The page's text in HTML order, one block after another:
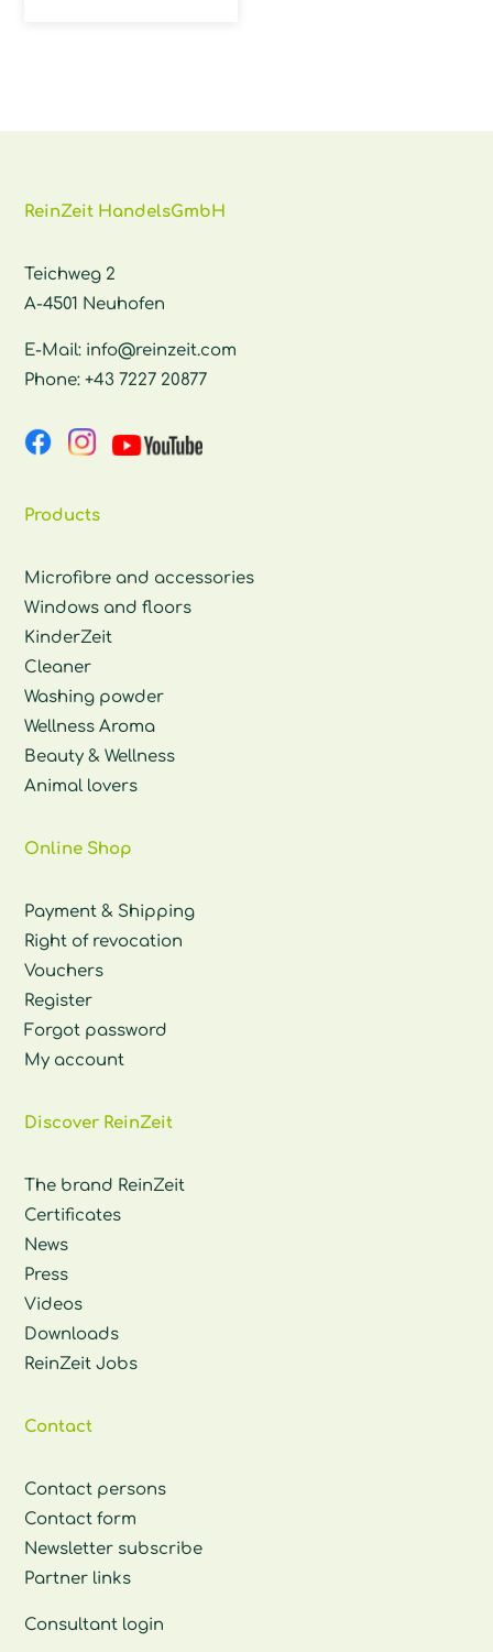
ReinZeit HandelsGmbH
Teichweg 2
A-4501 Neuhofen
E-Mail: info@reinzeit.com
Phone:+43 7227 20877
Products
Microfibre and accessories
Windows and floors
KinderZeit
Cleaner
Washing powder
Wellness Aroma
Beauty & Wellness
Animal lovers
Online Shop
Payment & Shipping
Right of revocation
Vouchers
Register
Forgot password
My account
Discover ReinZeit
The brand ReinZeit
Certificates
News
Press
Videos
Downloads
ReinZeit Jobs
Contact
Contact persons
Contact form
Newsletter subscribe
Partner links
Consultant login